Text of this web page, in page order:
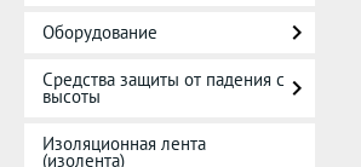
Оборудование
Средства защиты от падения с
высоты
Изоляционная лента
(изолента)